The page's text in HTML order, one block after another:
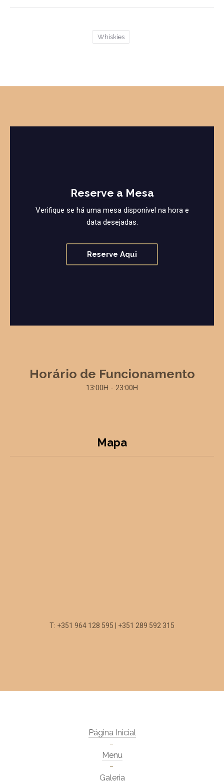
Whiskies
Reserve a Mesa
Verifique se há uma mesa disponível na hora e
data desejadas.
Reserve Aqui
Horário de Funcionamento
13:00H - 23:00H
Mapa
T: +351 964 128 595 | +351 289 592 315
Página Inicial
Menu
Galeria